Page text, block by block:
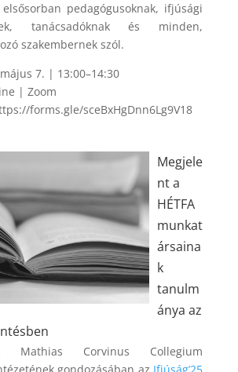
pedagógusoknak, ifjúsági
tanácsadóknak és minden,
szakembernek szól.
7. | 13:00–14:30
| Zoom
forms.gle/sceBxHgDnn6Lg9V18
Megjele
nt a
HÉTFA
munkat
ársaina
k
tanulm
ánya az
Mathias Corvinus Collegium